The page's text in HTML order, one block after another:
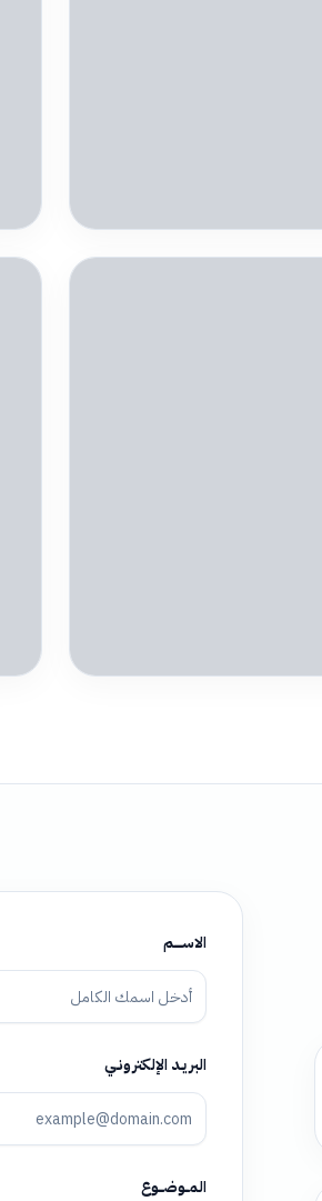
الاســـــــم
البريــد الإلكترونــي
المـــوضــــوع